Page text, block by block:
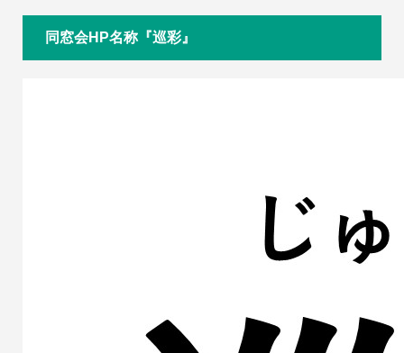
同窓会HP名称『巡彩』